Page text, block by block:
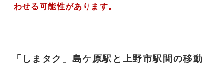
わせる可能性があります。
「しまタク」島ケ原駅と上野市駅間の移動